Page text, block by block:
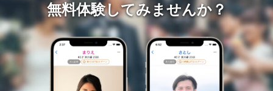
無料体験してみませんか？